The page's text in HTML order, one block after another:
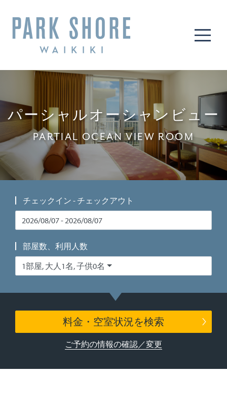
パーシャルオーシャンビュー
PARTIAL OCEAN VIEW ROOM
チェックイン - チェックアウト
部屋数、利用人数
1部屋, 大人1名, 子供0名
料金・空室状況を検索
ご予約の情報の確認／変更